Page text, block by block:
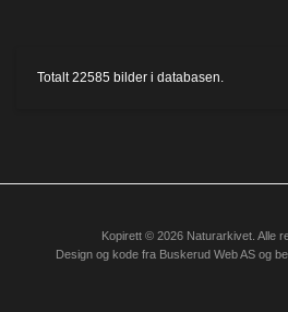
Totalt 22585 bilder i databasen.
Kopirett © 2026 Naturarkivet. Alle
Design og kode fra Buskerud Web AS og